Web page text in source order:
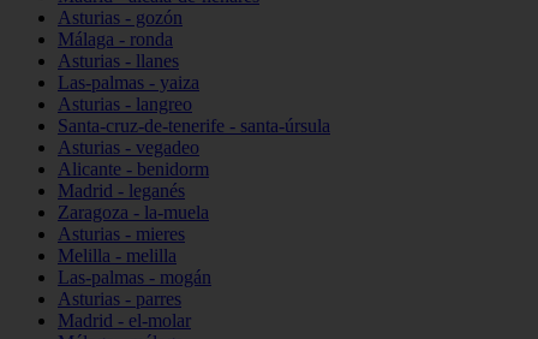
Asturias - gozón
Málaga - ronda
Asturias - llanes
Las-palmas - yaiza
Asturias - langreo
Santa-cruz-de-tenerife - santa-úrsula
Asturias - vegadeo
Alicante - benidorm
Madrid - leganés
Zaragoza - la-muela
Asturias - mieres
Melilla - melilla
Las-palmas - mogán
Asturias - parres
Madrid - el-molar